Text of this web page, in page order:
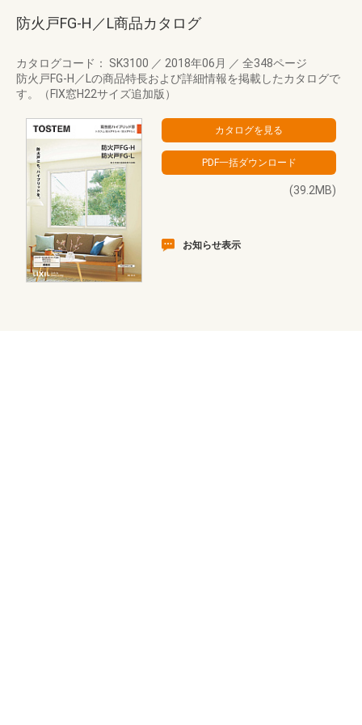
防火戸FG-H／L商品カタログ
カタログコード： SK3100 ／ 2018年06月 ／ 全348ページ
防火戸FG-H／Lの商品特長および詳細情報を掲載したカタログで
す。（FIX窓H22サイズ追加版）
(39.2MB)
お知らせ表示